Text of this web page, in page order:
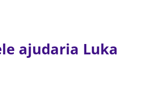
ajudaria Luka